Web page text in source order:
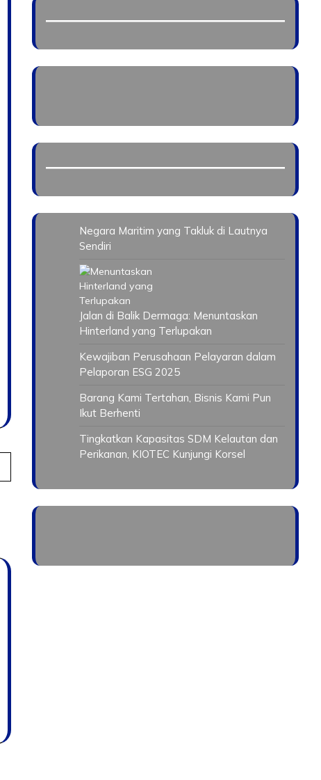
Negara Maritim yang Takluk di Lautnya
Sendiri
Jalan di Balik Dermaga: Menuntaskan
Hinterland yang Terlupakan
Kewajiban Perusahaan Pelayaran dalam
Pelaporan ESG 2025
Barang Kami Tertahan, Bisnis Kami Pun
Ikut Berhenti
Tingkatkan Kapasitas SDM Kelautan dan
Perikanan, KIOTEC Kunjungi Korsel